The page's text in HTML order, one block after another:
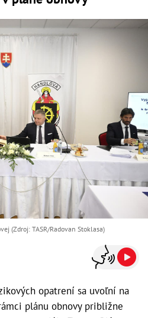
(Zdroj: TASR/Radovan Stoklasa)
opatrení sa uvoľní na
plánu obnovy približne